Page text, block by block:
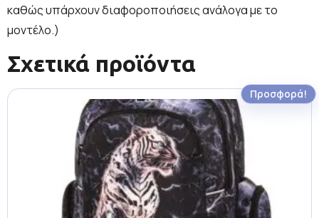
καθώς υπάρχουν διαφοροποιήσεις ανάλογα με το
μοντέλο.)
Σχετικά προϊόντα
Προσφορά!